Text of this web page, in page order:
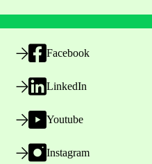
Facebook
LinkedIn
Youtube
Instagram